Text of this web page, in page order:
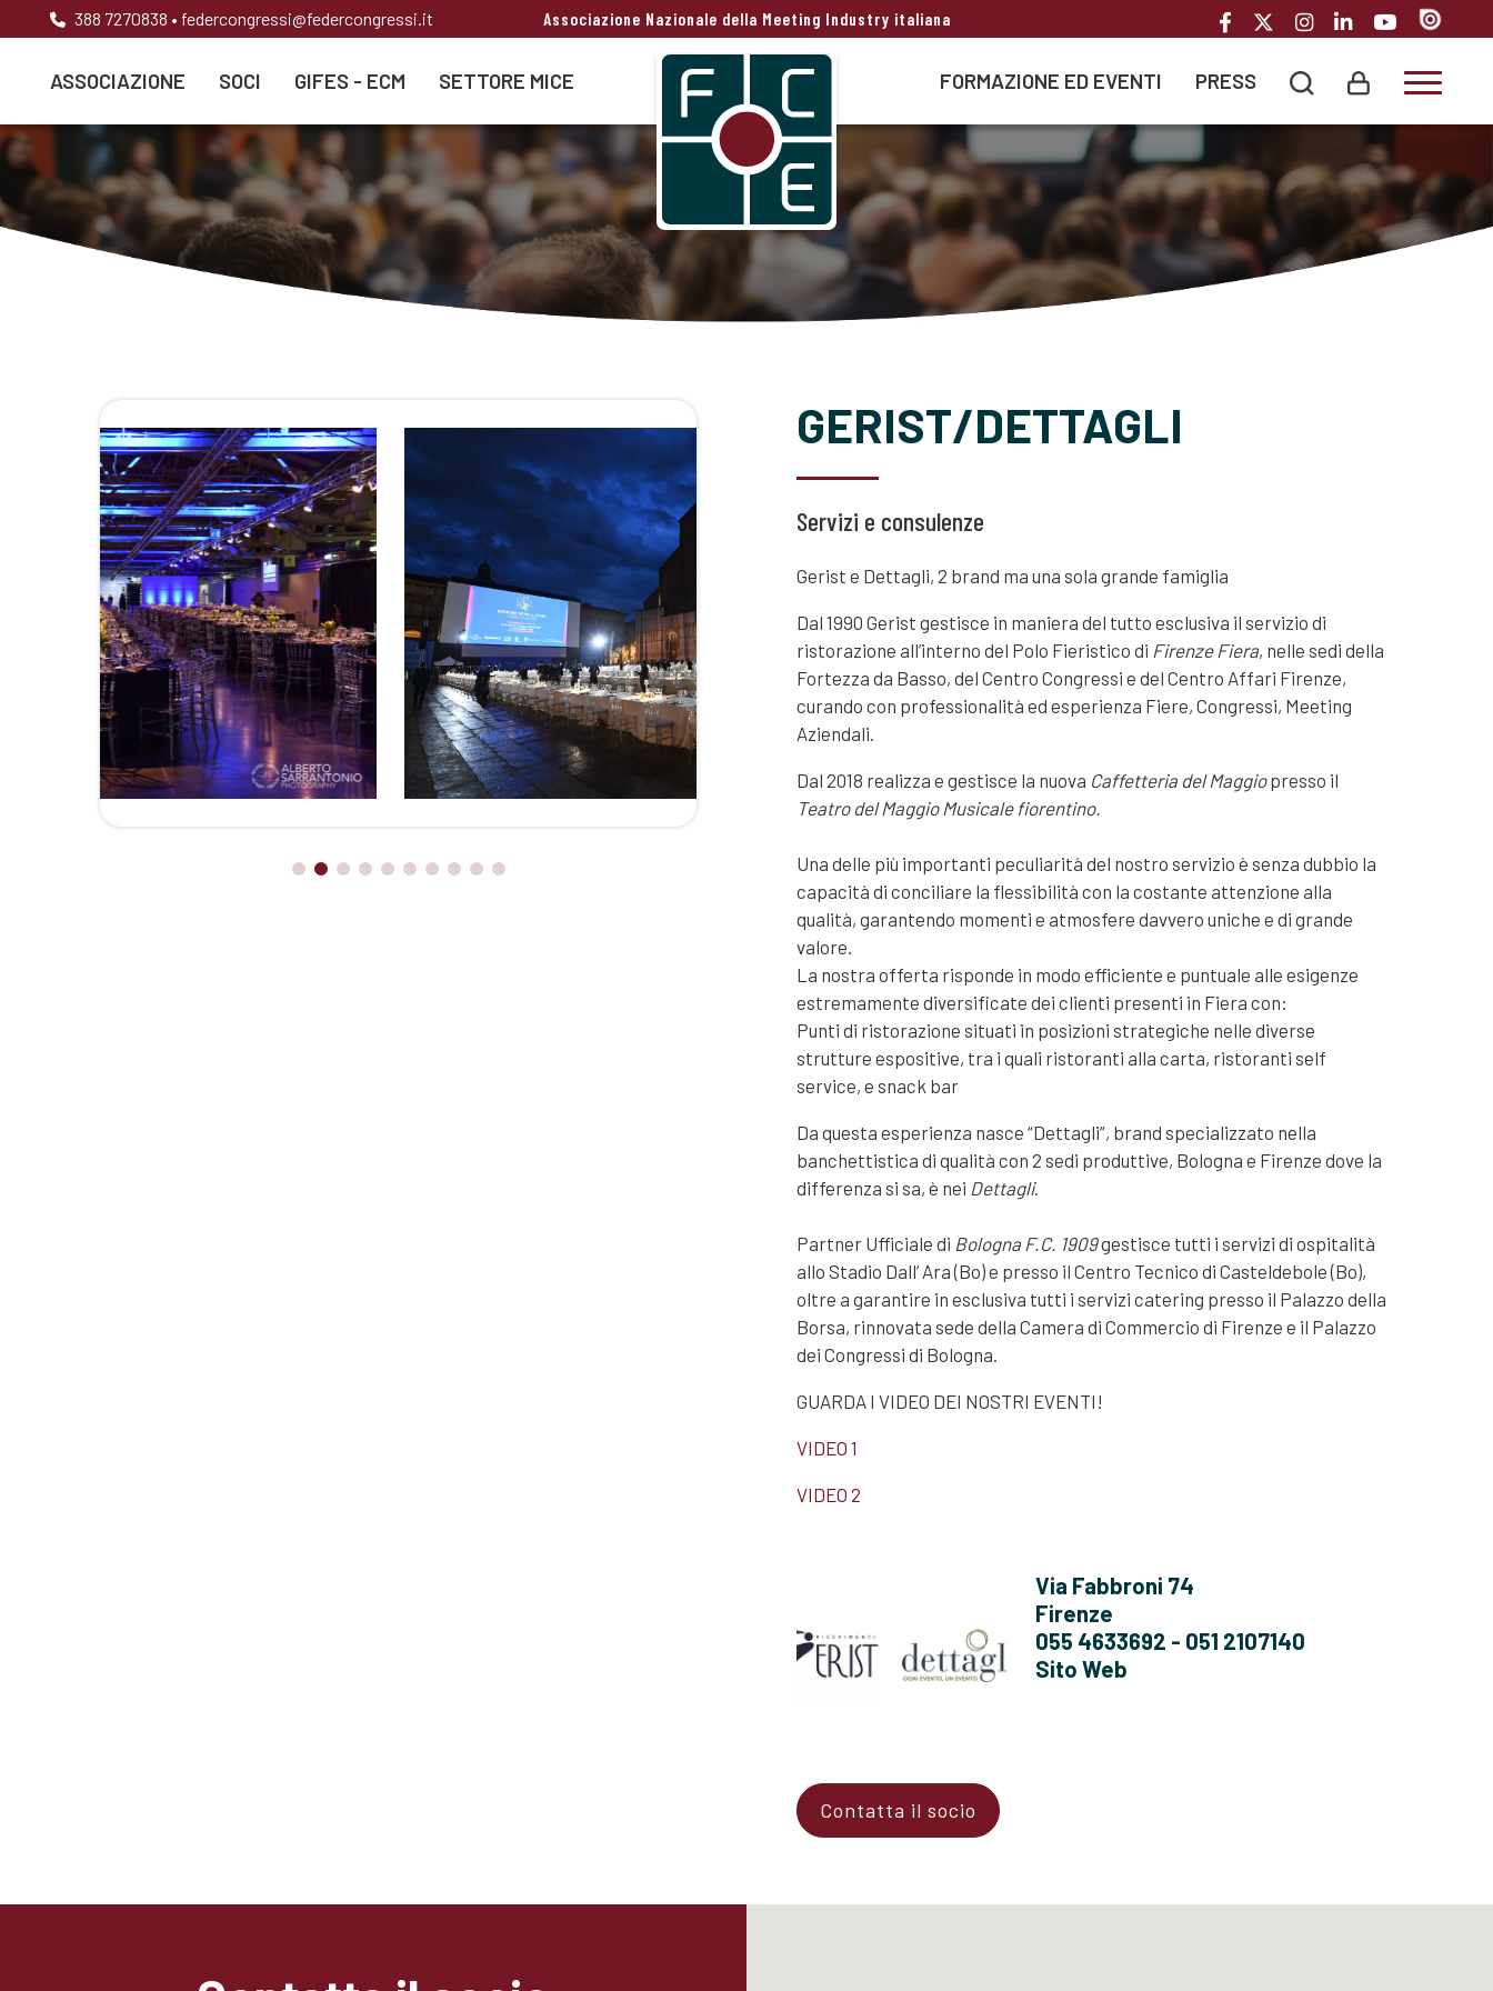
388 7270838 • federcongressi@federcongressi.it Associazione Nazionale della Meeting Industry italiana
ASSOCIAZIONE SOCI GIFES - ECM SETTORE MICE FORMAZIONE ED EVENTI PRESS
GERIST/DETTAGLI
Servizi e consulenze
Gerist e Dettagli, 2 brand ma una sola grande famiglia
Dal 1990 Gerist gestisce in maniera del tutto esclusiva il servizio di
ristorazione all’interno del Polo Fieristico di Firenze Fiera, nelle sedi della
Fortezza da Basso, del Centro Congressi e del Centro Affari Firenze,
curando con professionalità ed esperienza Fiere, Congressi, Meeting
Aziendali.
Dal 2018 realizza e gestisce la nuova Caffetteria del Maggiopresso il
Teatro del Maggio Musicale fiorentino.
Una delle più importanti peculiarità del nostro servizio è senza dubbio la
capacità di conciliare la flessibilità con la costante attenzione alla
qualità, garantendo momenti e atmosfere davvero uniche e di grande
valore.
La nostra offerta risponde in modo efficiente e puntuale alle esigenze
estremamente diversificate dei clienti presenti in Fiera con:
Punti di ristorazione situati in posizioni strategiche nelle diverse
strutture espositive, tra i quali ristoranti alla carta, ristoranti self
service, e snack bar
Da questa esperienza nasce “Dettagli”, brand specializzato nella
banchettistica di qualità con 2 sedi produttive, Bologna e Firenze dove la
differenza si sa, è nei Dettagli.
Partner Ufficiale di Bologna F.C. 1909gestisce tutti i servizi di ospitalità
allo Stadio Dall’ Ara (Bo) e presso il Centro Tecnico di Casteldebole (Bo),
oltre a garantire in esclusiva tutti i servizi catering presso il Palazzo della
Borsa, rinnovata sede della Camera di Commercio di Firenze e il Palazzo
dei Congressi di Bologna.
GUARDA I VIDEO DEI NOSTRI EVENTI!
VIDEO 1
VIDEO 2
Via Fabbroni 74
Firenze
055 4633692 - 051 2107140
Sito Web
Contatta il socio